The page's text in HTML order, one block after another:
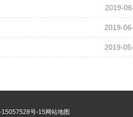
2019-
2019-
2019-
15057528号-15网站地图